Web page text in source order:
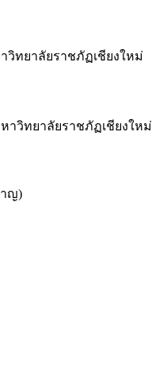
วิทยาลัยราชภัฏเชียงใหม่
าวิทยาลัยราชภัฏเชียงใหม่
ญ)